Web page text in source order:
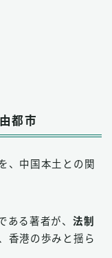
都市
、中国本土との関
ある著者が、 法制
香港の歩みと揺ら